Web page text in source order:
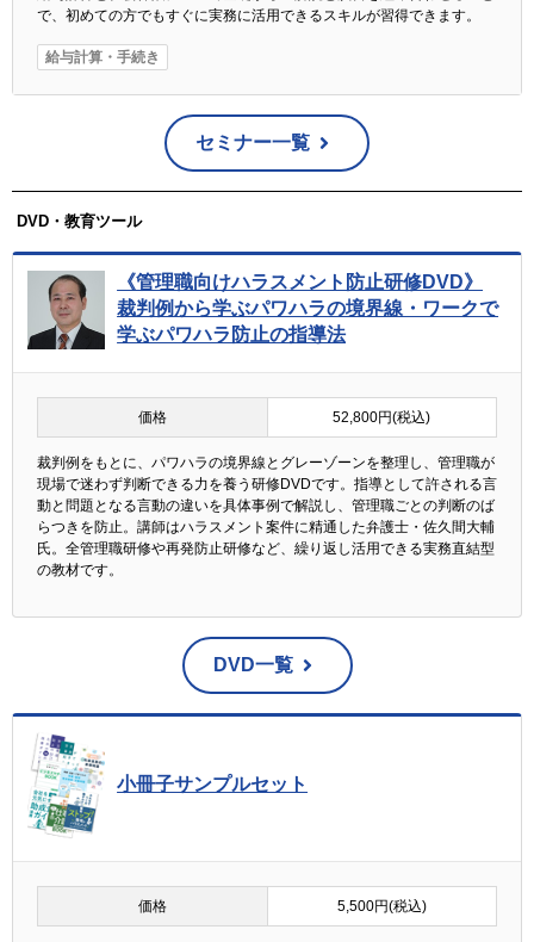
で、初めての方でもすぐに実務に活用できるスキルが習得できます。
給与計算・手続き
セミナー一覧
DVD・教育ツール
《管理職向けハラスメント防止研修DVD》
裁判例から学ぶパワハラの境界線・ワークで
学ぶパワハラ防止の指導法
価格 52,800円(税込)
裁判例をもとに、パワハラの境界線とグレーゾーンを整理し、管理職が
現場で迷わず判断できる力を養う研修DVDです。指導として許される言
動と問題となる言動の違いを具体事例で解説し、管理職ごとの判断のば
らつきを防止。講師はハラスメント案件に精通した弁護士・佐久間大輔
氏。全管理職研修や再発防止研修など、繰り返し活用できる実務直結型
の教材です。
DVD一覧
小冊子サンプルセット
価格 5,500円(税込)